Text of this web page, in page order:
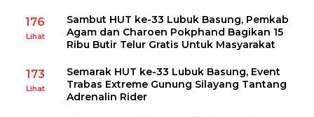
176
Lihat
Sambut HUT ke-33 Lubuk Basung, Pemkab
Agam dan Charoen Pokphand Bagikan 15
Ribu Butir Telur Gratis Untuk Masyarakat
173
Lihat
Semarak HUT ke-33 Lubuk Basung, Event
Trabas Extreme Gunung Silayang Tantang
Adrenalin Rider